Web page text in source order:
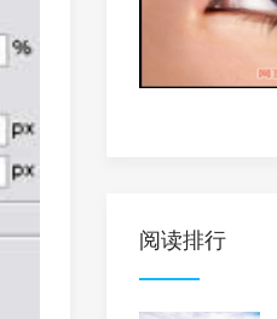
阅读排行